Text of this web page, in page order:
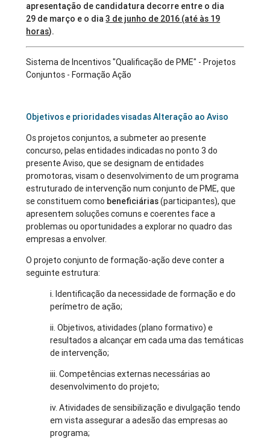
apresentação de candidatura decorre entre o dia
29 de março e o dia3 de junho de 2016 (até às 19
horas).
Sistema de Incentivos "Qualificação de PME" - Projetos
Conjuntos - Formação Ação
Objetivos e prioridades visadas Alteração ao Aviso
Os projetos conjuntos, a submeter ao presente
concurso, pelas entidades indicadas no ponto 3 do
presente Aviso, que se designam de entidades
promotoras, visam o desenvolvimento de um programa
estruturado de intervenção num conjunto de PME, que
se constituem como beneficiárias(participantes), que
apresentem soluções comuns e coerentes face a
problemas ou oportunidades a explorar no quadro das
empresas a envolver.
O projeto conjunto de formação-ação deve conter a
seguinte estrutura:
i. Identificação da necessidade de formação e do
perímetro de ação;
ii. Objetivos, atividades (plano formativo) e
resultados a alcançar em cada uma das temáticas
de intervenção;
iii. Competências externas necessárias ao
desenvolvimento do projeto;
iv. Atividades de sensibilização e divulgação tendo
em vista assegurar a adesão das empresas ao
programa;